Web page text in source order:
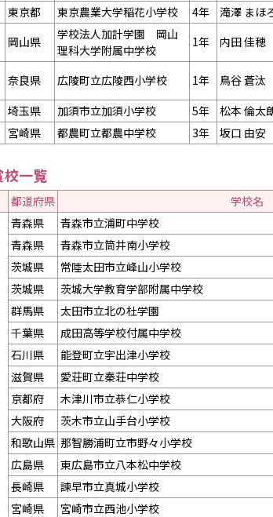
東京都 東京農業大学稲花小学校 4年 滝澤 まほ
岡山県
学校法人加計学園 岡山
理科大学附属中学校
1年 内田 佳穂
奈良県 広陵町立広陵西小学校 1年 鳥谷 蒼汰
埼玉県 加須市立加須小学校 5年 松本 倫太
宮崎県 都農町立都農中学校 3年 坂口 由安
校一覧
都道府県 学校名
青森県
青森市立浦町中学校
青森県
青森市立筒井南小学校
茨城県
常陸太田市立峰山小学校
茨城県
茨城大学教育学部附属中学校
群馬県
太田市立北の杜学園
千葉県
成田高等学校付属中学校
石川県
能登町立宇出津小学校
滋賀県
愛荘町立秦荘中学校
京都府
木津川市立恭仁小学校
大阪府
茨木市立山手台小学校
和歌山県 那智勝浦町立市野々小学校
広島県
東広島市立八本松中学校
長崎県
諫早市立真城小学校
宮崎県
宮崎市立西池小学校